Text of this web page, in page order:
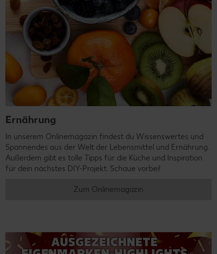
Ernährung
In unserem Onlinemagazin findest du Wissenswertes und
Spannendes aus der Welt der Lebensmittel und Ernährung.
Außerdem gibt es tolle Tipps für die Küche und Inspiration
für dein nächstes DIY-Projekt. Schaue vorbei!
Zum Onlinemagazin